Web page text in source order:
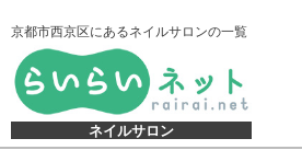
京都市西京区にあるネイルサロンの一覧
ネイルサロン